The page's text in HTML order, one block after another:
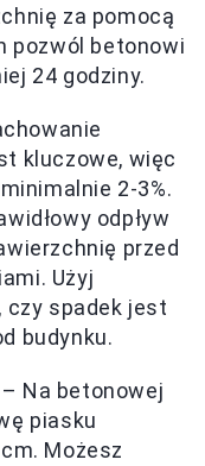
za pomocą
pozwól betonowi
24 godziny.
kluczowe, więc
2-3%.
odpływ
przed
Użyj
czy spadek jest
budynku.
– Na betonowej
piasku
Możesz